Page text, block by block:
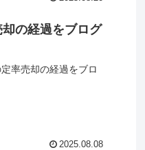
却の経過をブログ
率売却の経過をブロ
2025.08.08